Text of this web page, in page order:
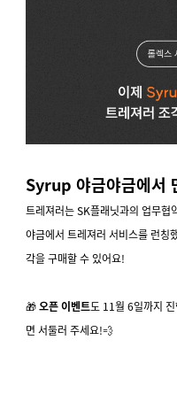
Syrup 야금야금에서
트레져러는 SK플래닛과의 업무협
야금에서 트레져러 서비스를 런칭
각을 구매할 수 있어요!
🎁오픈 이벤트도 11월 6일까지
면 서둘러 주세요!💨